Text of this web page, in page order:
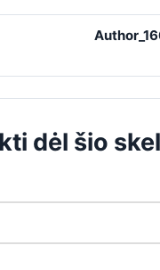
dėl šio